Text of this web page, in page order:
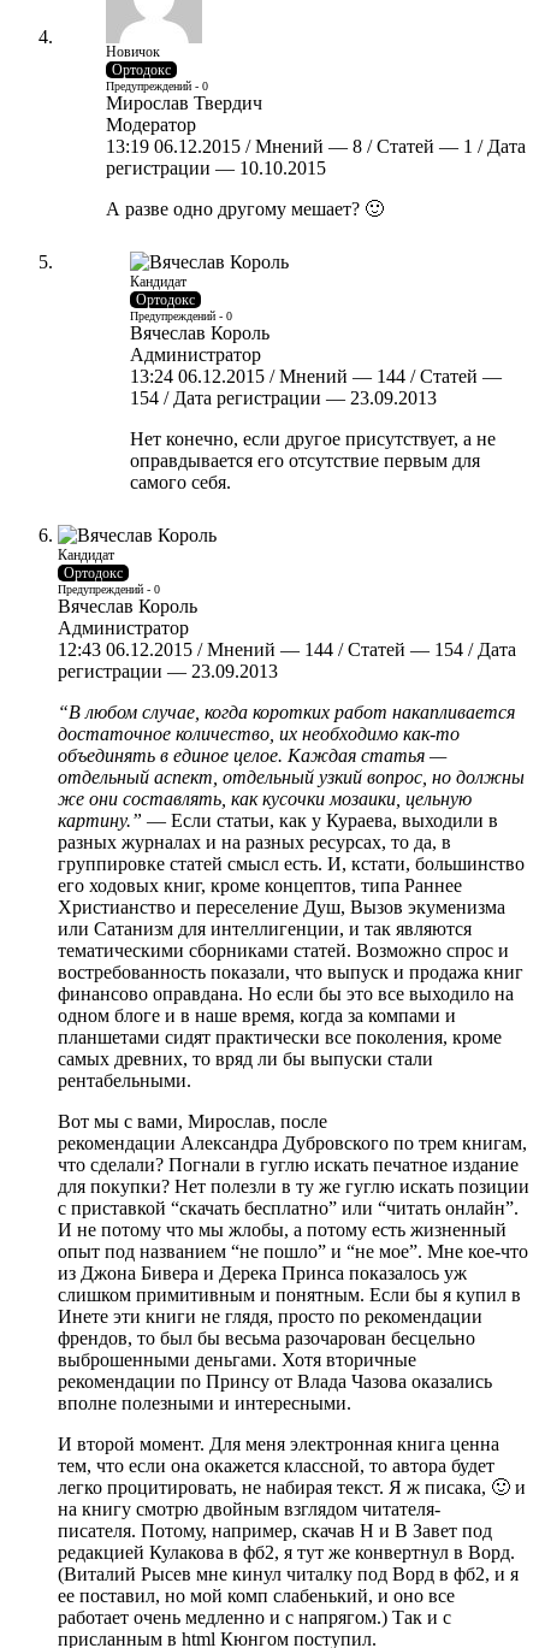
Новичок
Ортодокс
Предупреждений - 0
Мирослав Твердич
Модератор
13:19 06.12.2015 / Мнений — 8 / Статей — 1 / Дата
регистрации — 10.10.2015
А разве одно другому мешает? 🙂
Кандидат
Ортодокс
Предупреждений - 0
Вячеслав Король
Администратор
13:24 06.12.2015 / Мнений — 144 / Статей —
154 / Дата регистрации — 23.09.2013
Нет конечно, если другое присутствует, а не
оправдывается его отсутствие первым для
самого себя.
Кандидат
Ортодокс
Предупреждений - 0
Вячеслав Король
Администратор
12:43 06.12.2015 / Мнений — 144 / Статей — 154 / Дата
регистрации — 23.09.2013
“В любом случае, когда коротких работ накапливается
достаточное количество, их необходимо как-то
объединять в единое целое. Каждая статья —
отдельный аспект, отдельный узкий вопрос, но должны
же они составлять, как кусочки мозаики, цельную
картину.” — Если статьи, как у Кураева, выходили в
разных журналах и на разных ресурсах, то да, в
группировке статей смысл есть. И, кстати, большинство
его ходовых книг, кроме концептов, типа Раннее
Христианство и переселение Душ, Вызов экуменизма
или Сатанизм для интеллигенции, и так являются
тематическими сборниками статей. Возможно спрос и
востребованность показали, что выпуск и продажа книг
финансово оправдана. Но если бы это все выходило на
одном блоге и в наше время, когда за компами и
планшетами сидят практически все поколения, кроме
самых древних, то вряд ли бы выпуски стали
рентабельными.
Вот мы с вами, Мирослав, после
рекомендации Александра Дубровского по трем книгам,
что сделали? Погнали в гуглю искать печатное издание
для покупки? Нет полезли в ту же гуглю искать позиции
с приставкой “скачать бесплатно” или “читать онлайн”.
И не потому что мы жлобы, а потому есть жизненный
опыт под названием “не пошло” и “не мое”. Мне кое-что
из Джона Бивера и Дерека Принса показалось уж
слишком примитивным и понятным. Если бы я купил в
Инете эти книги не глядя, просто по рекомендации
френдов, то был бы весьма разочарован бесцельно
выброшенными деньгами. Хотя вторичные
рекомендации по Принсу от Влада Чазова оказались
вполне полезными и интересными.
И второй момент. Для меня электронная книга ценна
тем, что если она окажется классной, то автора будет
легко процитировать, не набирая текст. Я ж писака, 🙂 и
на книгу смотрю двойным взглядом читателя-
писателя. Потому, например, скачав Н и В Завет под
редакцией Кулакова в фб2, я тут же конвертнул в Ворд.
(Виталий Рысев мне кинул читалку под Ворд в фб2, и я
ее поставил, но мой комп слабенький, и оно все
работает очень медленно и с напрягом.) Так и с
присланным в html Кюнгом поступил.